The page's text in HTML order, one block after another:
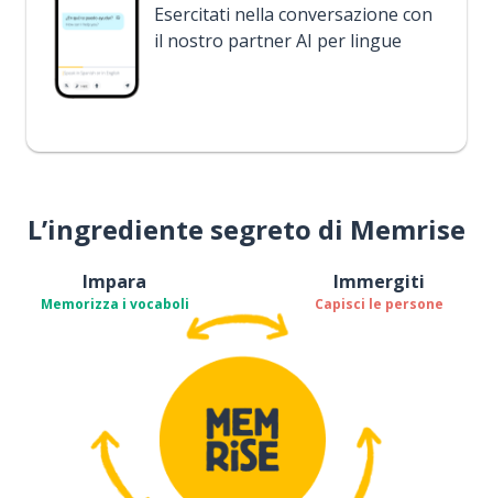
Esercitati nella conversazione con
il nostro partner AI per lingue
L’ingrediente segreto di Memrise
Impara
Memorizza i vocaboli
Immergiti
Capisci le persone